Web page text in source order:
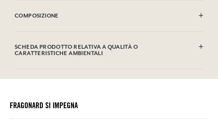
COMPOSIZIONE
Coumarin, Citronellol, Geraniol, Alpha-Isomethyl Ionone, Benzyl
Salicylate, Hydroxycitronellal, Farnesol, Cinnamal, Linalool,
SCHEDA PRODOTTO RELATIVA A QUALITÀ O
CARATTERISTICHE AMBIENTALI
Si prega di consultare le qualità o le caratteristiche ambientali
FRAGONARD SI IMPEGNA